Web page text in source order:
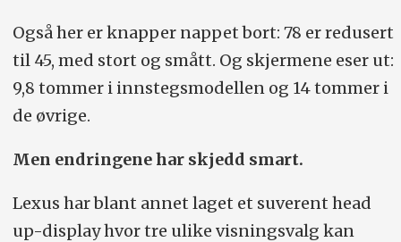
Også her er knapper nappet bort: 78 er redusert
til 45, med stort og smått. Og skjermene eser ut:
9,8 tommer i innstegsmodellen og 14 tommer i
de øvrige.
Men endringene har skjedd smart.
Lexus har blant annet laget et suverent head
up-display hvor tre ulike visningsvalg kan